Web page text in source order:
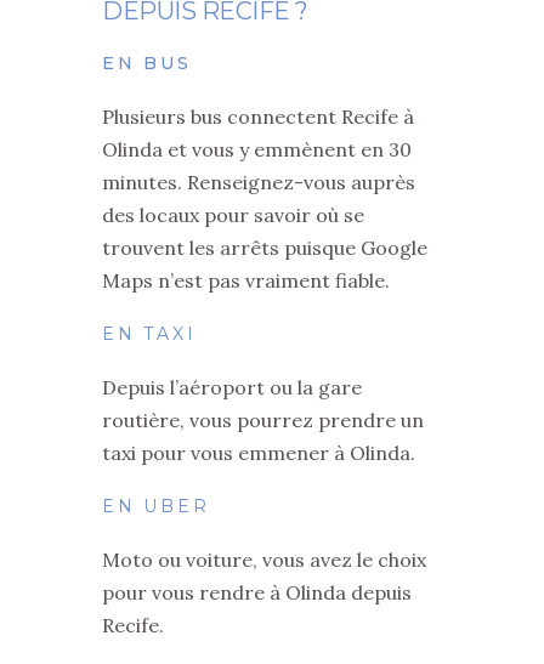
DEPUIS RECIFE ?
EN BUS
Plusieurs bus connectent Recife à
Olinda et vous y emmènent en 30
minutes. Renseignez-vous auprès
des locaux pour savoir où se
trouvent les arrêts puisque Google
Maps n’est pas vraiment fiable.
EN TAXI
Depuis l’aéroport ou la gare
routière, vous pourrez prendre un
taxi pour vous emmener à Olinda.
EN UBER
Moto ou voiture, vous avez le choix
pour vous rendre à Olinda depuis
Recife.